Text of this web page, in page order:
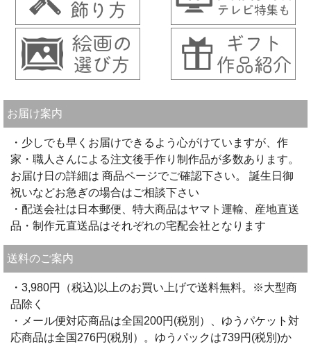
お届け案内
・少しでも早くお届けできるよう心がけていますが、作
家・職人さんによる注文後手作り制作品が多数あります。
お届け日の詳細は 商品ページでご確認下さい。 誕生日御
祝いなどお急ぎの場合はご相談下さい
・配送会社は日本郵便、特大商品はヤマト運輸、産地直送
品・制作元直送品はそれぞれの宅配会社となります
送料のご案内
・3,980円（税込)以上のお買い上げで送料無料。※大型商
品除く
・メール便対応商品は全国200円(税別）、ゆうパケット対
応商品は全国276円(税別）。ゆうパックは739円(税別)か